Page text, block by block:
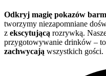
Odkryj magię pokazów
tworzymy niezapomniane
z ekscytującą rozrywką.
przygotowywanie drinków –
zachwycają wszystkich gości.